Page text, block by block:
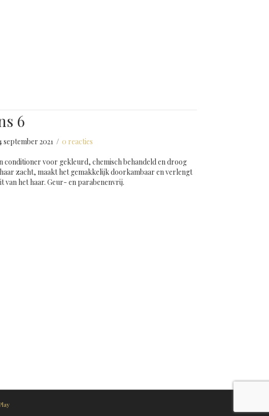
6
september 2021 / 0 reacties
conditioner voor gekleurd, chemisch behandeld en droog
zacht, maakt het gemakkelijk doorkambaar en verlengt
van het haar. Geur- en parabenenvrij.